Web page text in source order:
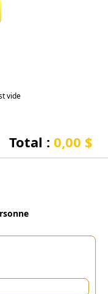
vide
Total : 0,00 $